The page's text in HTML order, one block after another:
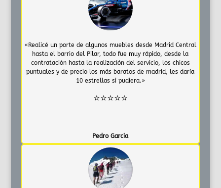
«Realicé un porte de algunos muebles desde Madrid Central
hasta el barrio del Pilar, todo fue muy rápido, desde la
contratación hasta la realizacIón del servicio, los chicos
puntuales y de precio los más baratos de madrid, les daría
10 estrellas si pudiera.»
⭐⭐⭐⭐⭐
Pedro Garcia